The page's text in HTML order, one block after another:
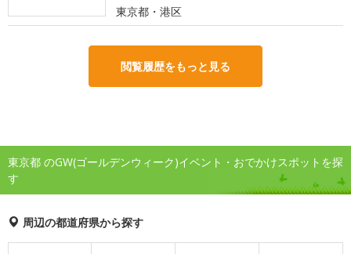
東京都・港区
閲覧履歴をもっと見る
東京都 のGW(ゴールデンウィーク)イベント・おでかけスポットを探
す
周辺の都道府県から探す